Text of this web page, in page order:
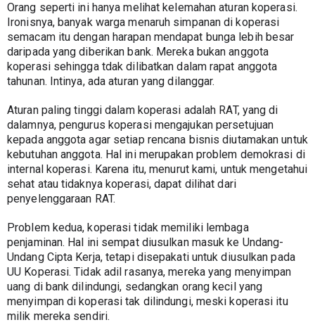
Orang seperti ini hanya melihat kelemahan aturan koperasi.
Ironisnya, banyak warga menaruh simpanan di koperasi
semacam itu dengan harapan mendapat bunga lebih besar
daripada yang diberikan bank. Mereka bukan anggota
koperasi sehingga tdak dilibatkan dalam rapat anggota
tahunan. Intinya, ada aturan yang dilanggar.
Aturan paling tinggi dalam koperasi adalah RAT, yang di
dalamnya, pengurus koperasi mengajukan persetujuan
kepada anggota agar setiap rencana bisnis diutamakan untuk
kebutuhan anggota. Hal ini merupakan problem demokrasi di
internal koperasi. Karena itu, menurut kami, untuk mengetahui
sehat atau tidaknya koperasi, dapat dilihat dari
penyelenggaraan RAT.
Problem kedua, koperasi tidak memiliki lembaga
penjaminan. Hal ini sempat diusulkan masuk ke Undang-
Undang Cipta Kerja, tetapi disepakati untuk diusulkan pada
UU Koperasi. Tidak adil rasanya, mereka yang menyimpan
uang di bank dilindungi, sedangkan orang kecil yang
menyimpan di koperasi tak dilindungi, meski koperasi itu
milik mereka sendiri.